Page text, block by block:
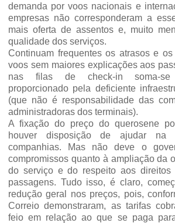
demanda por voos nacionais e
empresas não corresponderam a
mais oferta de assentos e, muito
qualidade dos serviços.
Continuam frequentes os atrasos e
voos sem maiores explicações aos
nas filas de check-in soma-se
proporcionado pela deficiente
(que não é responsabilidade das
administradoras dos terminais).
A fixação do preço do querosene
houver disposição de ajudar na
companhias. Mas não deve o
compromissos quanto à ampliação da
do serviço e do respeito aos
passagens. Tudo isso, é claro,
redução geral nos preços, pois,
Correio demonstraram, as tarifas
feio em relação ao que se paga